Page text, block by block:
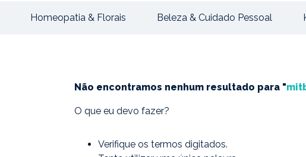
Homeopatia & Florais Beleza & Cuidado Pessoal
Não encontramos nenhum resultado para "
O que eu devo fazer?
Verifique os termos digitados.